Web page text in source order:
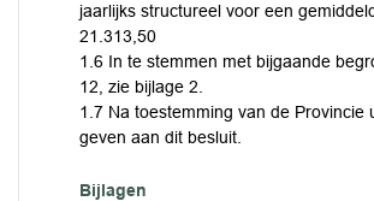
jaarlijks structureel voor een
21.313,50
1.6 In te stemmen met bijgaande
12, zie bijlage 2.
1.7 Na toestemming van de Provincie
geven aan dit besluit.
Bijlagen